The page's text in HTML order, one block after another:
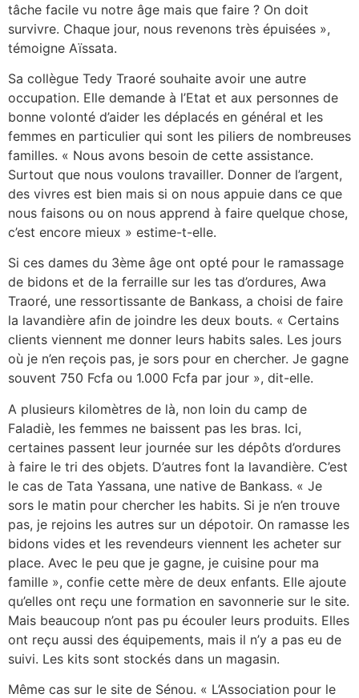
tâche facile vu notre âge mais que faire ? On doit
survivre. Chaque jour, nous revenons très épuisées »,
témoigne Aïssata.
Sa collègue Tedy Traoré souhaite avoir une autre
occupation. Elle demande à l’Etat et aux personnes de
bonne volonté d’aider les déplacés en général et les
femmes en particulier qui sont les piliers de nombreuses
familles. « Nous avons besoin de cette assistance.
Surtout que nous voulons travailler. Donner de l’argent,
des vivres est bien mais si on nous appuie dans ce que
nous faisons ou on nous apprend à faire quelque chose,
c’est encore mieux » estime-t-elle.
Si ces dames du 3ème âge ont opté pour le ramassage
de bidons et de la ferraille sur les tas d’ordures, Awa
Traoré, une ressortissante de Bankass, a choisi de faire
la lavandière afin de joindre les deux bouts. « Certains
clients viennent me donner leurs habits sales. Les jours
où je n’en reçois pas, je sors pour en chercher. Je gagne
souvent 750 Fcfa ou 1.000 Fcfa par jour », dit-elle.
A plusieurs kilomètres de là, non loin du camp de
Faladiè, les femmes ne baissent pas les bras. Ici,
certaines passent leur journée sur les dépôts d’ordures
à faire le tri des objets. D’autres font la lavandière. C’est
le cas de Tata Yassana, une native de Bankass. « Je
sors le matin pour chercher les habits. Si je n’en trouve
pas, je rejoins les autres sur un dépotoir. On ramasse les
bidons vides et les revendeurs viennent les acheter sur
place. Avec le peu que je gagne, je cuisine pour ma
famille », confie cette mère de deux enfants. Elle ajoute
qu’elles ont reçu une formation en savonnerie sur le site.
Mais beaucoup n’ont pas pu écouler leurs produits. Elles
ont reçu aussi des équipements, mais il n’y a pas eu de
suivi. Les kits sont stockés dans un magasin.
Même cas sur le site de Sénou. « L’Association pour le